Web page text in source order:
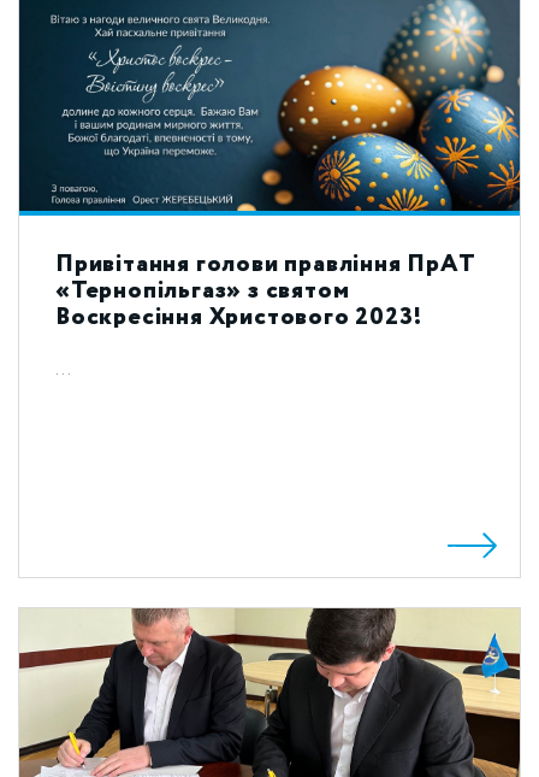
Привітання голови правління ПрАТ
«Тернопільгаз» з святом
Воскресіння Христового 2023!
...